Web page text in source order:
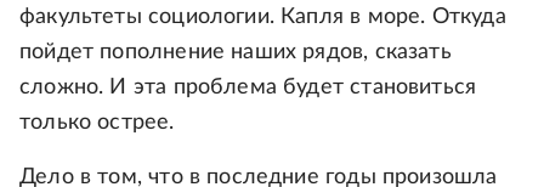
факультеты социологии. Капля в море. Откуда
пойдет пополнение наших рядов, сказать
сложно. И эта проблема будет становиться
только острее.
Дело в том, что в последние годы произошла